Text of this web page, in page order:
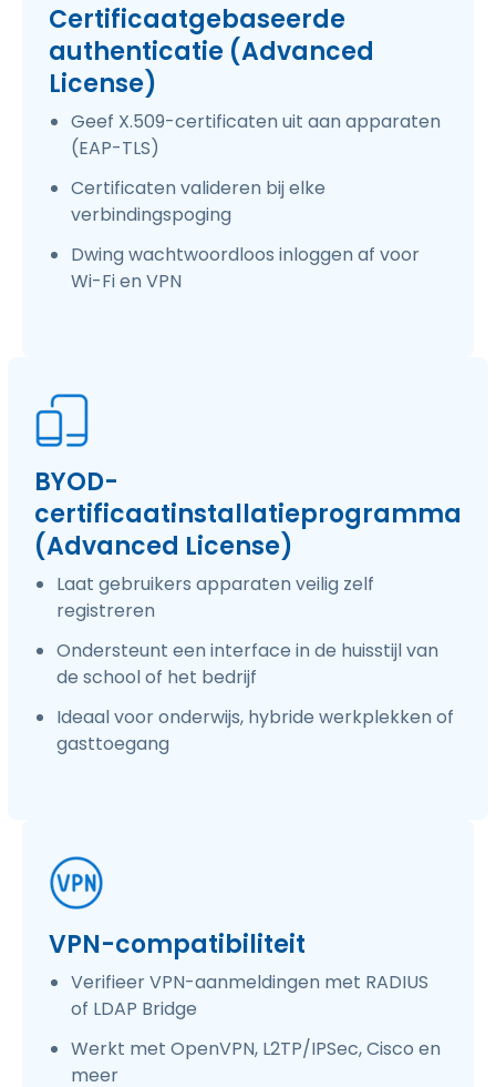
Certificaatgebaseerde
authenticatie (Advanced
License)
Geef X.509-certificaten uit aan apparaten
(EAP-TLS)
Certificaten valideren bij elke
verbindingspoging
Dwing wachtwoordloos inloggen af voor
Wi-Fi en VPN
BYOD-
certificaatinstallatieprogramma
(Advanced License)
Laat gebruikers apparaten veilig zelf
registreren
Ondersteunt een interface in de huisstijl van
de school of het bedrijf
Ideaal voor onderwijs, hybride werkplekken of
gasttoegang
VPN-compatibiliteit
Verifieer VPN-aanmeldingen met RADIUS
of LDAP Bridge
Werkt met OpenVPN, L2TP/IPSec, Cisco en
meer